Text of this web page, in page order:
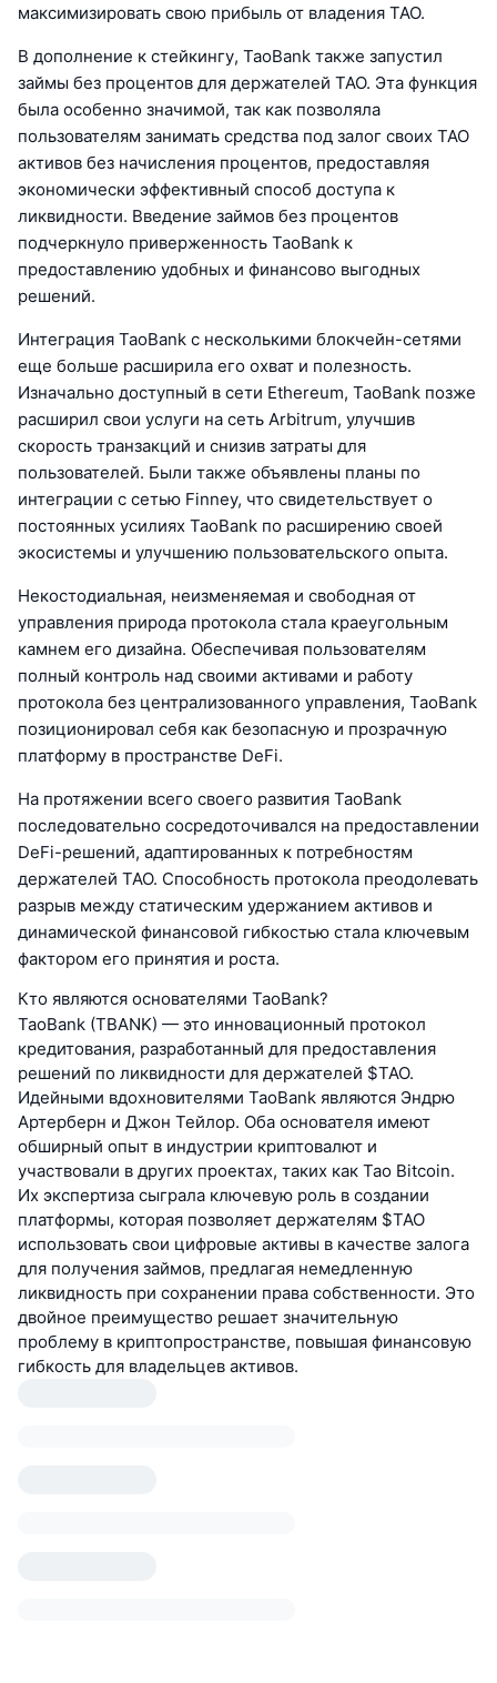
максимизировать свою прибыль от владения TAO.
В дополнение к стейкингу, TaoBank также запустил
займы без процентов для держателей TAO. Эта функция
была особенно значимой, так как позволяла
пользователям занимать средства под залог своих TAO
активов без начисления процентов, предоставляя
экономически эффективный способ доступа к
ликвидности. Введение займов без процентов
подчеркнуло приверженность TaoBank к
предоставлению удобных и финансово выгодных
решений.
Интеграция TaoBank с несколькими блокчейн-сетями
еще больше расширила его охват и полезность.
Изначально доступный в сети Ethereum, TaoBank позже
расширил свои услуги на сеть Arbitrum, улучшив
скорость транзакций и снизив затраты для
пользователей. Были также объявлены планы по
интеграции с сетью Finney, что свидетельствует о
постоянных усилиях TaoBank по расширению своей
экосистемы и улучшению пользовательского опыта.
Некостодиальная, неизменяемая и свободная от
управления природа протокола стала краеугольным
камнем его дизайна. Обеспечивая пользователям
полный контроль над своими активами и работу
протокола без централизованного управления, TaoBank
позиционировал себя как безопасную и прозрачную
платформу в пространстве DeFi.
На протяжении всего своего развития TaoBank
последовательно сосредоточивался на предоставлении
DeFi-решений, адаптированных к потребностям
держателей TAO. Способность протокола преодолевать
разрыв между статическим удержанием активов и
динамической финансовой гибкостью стала ключевым
фактором его принятия и роста.
Кто являются основателями TaoBank?
TaoBank (TBANK) — это инновационный протокол
кредитования, разработанный для предоставления
решений по ликвидности для держателей $TAO.
Идейными вдохновителями TaoBank являются Эндрю
Артерберн и Джон Тейлор. Оба основателя имеют
обширный опыт в индустрии криптовалют и
участвовали в других проектах, таких как Tao Bitcoin.
Их экспертиза сыграла ключевую роль в создании
платформы, которая позволяет держателям $TAO
использовать свои цифровые активы в качестве залога
для получения займов, предлагая немедленную
ликвидность при сохранении права собственности. Это
двойное преимущество решает значительную
проблему в криптопространстве, повышая финансовую
гибкость для владельцев активов.